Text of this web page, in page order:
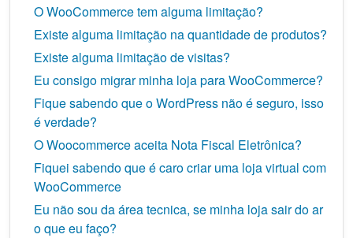
O WooCommerce tem alguma limitação?
Existe alguma limitação na quantidade de produtos?
Existe alguma limitação de visitas?
Eu consigo migrar minha loja para WooCommerce?
Fique sabendo que o WordPress não é seguro, isso
é verdade?
O Woocommerce aceita Nota Fiscal Eletrônica?
Fiquei sabendo que é caro criar uma loja virtual com
WooCommerce
Eu não sou da área tecnica, se minha loja sair do ar
o que eu faço?